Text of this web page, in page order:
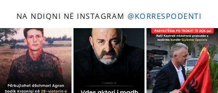
NA NDIQNI NË INSTAGRAM @KORRESPODENTI